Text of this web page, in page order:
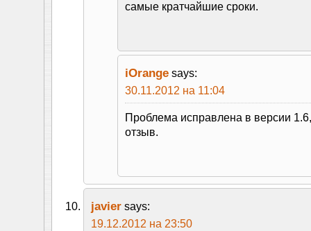
самые кратчайшие сроки.
iOrange says:
30.11.2012 на 11:04
Проблема исправлена в версии
отзыв.
javier says:
19.12.2012 на 23:50